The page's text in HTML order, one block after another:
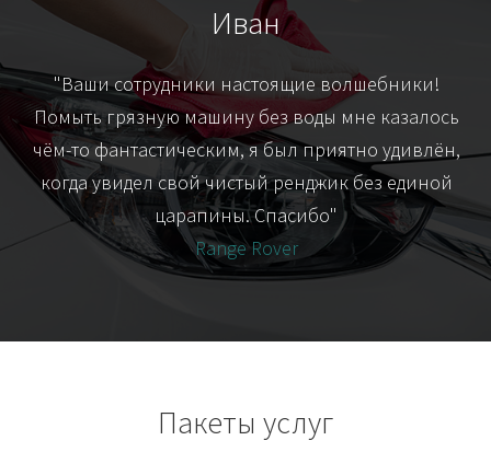
Иван
"Ваши сотрудники настоящие волшебники!
Помыть грязную машину без воды мне казалось
чём-то фантастическим, я был приятно удивлён,
когда увидел свой чистый ренджик без единой
царапины. Спасибо"
Range Rover
Пакеты услуг